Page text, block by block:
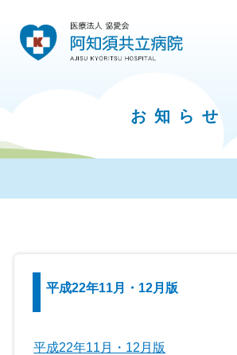
お知らせ
平成22年11月・12月版
平成22年11月・12月版